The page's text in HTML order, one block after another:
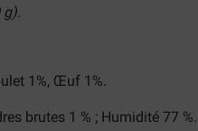
g).
1%, Œuf 1%.
brutes 1 % ; Humidité 77 %.